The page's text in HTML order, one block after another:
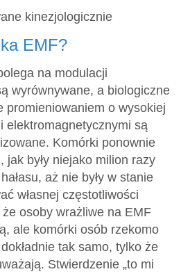
kinezjologicznie
EMF?
na modulacji
wyrównywane, a biologiczne
promieniowaniem o wysokiej
elektromagnetycznymi są
Komórki ponownie
jak były niejako milion razy
aż nie były w stanie
własnej częstotliwości
osoby wrażliwe na EMF
ale komórki osób rzekomo
tak samo, tylko że
Stwierdzenie „to mi